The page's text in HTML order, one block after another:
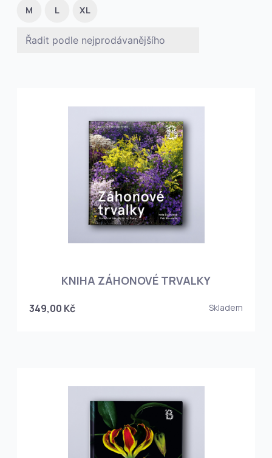
M L XL
KNIHA ZÁHONOVÉ TRVALKY
349,00 Kč Skladem